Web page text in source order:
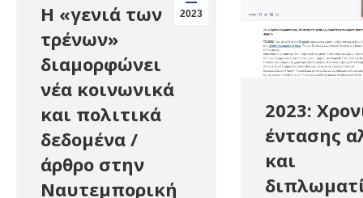
2023
Η «γενιά των
τρένων»
διαμορφώνει
νέα κοινωνικά
και πολιτικά
δεδομένα /
άρθρο στην
Ναυτεμπορική
2023:
έντασης
και